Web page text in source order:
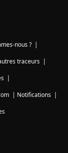
nous ?
traceurs|
|
Notifications